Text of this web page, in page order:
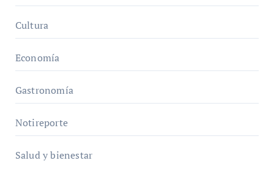
Cultura
Economía
Gastronomía
Notireporte
Salud y bienestar